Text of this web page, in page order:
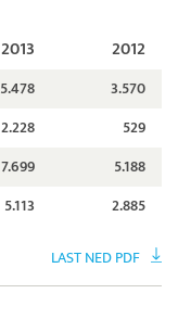
2013 2012
5.478
3.570
2.228
529
7.699
5.188
5.113 2.885
LAST NED PDF